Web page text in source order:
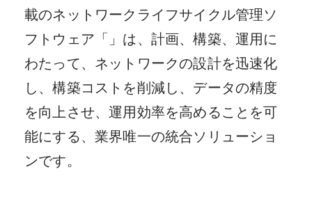
載のネットワークライフサイクル管理ソ
フトウェア「 」は、計画、構築、運用に
わたって、ネットワークの設計を迅速化
し、構築コストを削減し、データの精度
を向上させ、運用効率を高めることを可
能にする、業界唯一の統合ソリューショ
ンです。